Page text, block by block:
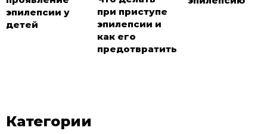
эпилепсии у
детей
при приступе
эпилепсии и
как его
предотвратить
Категории